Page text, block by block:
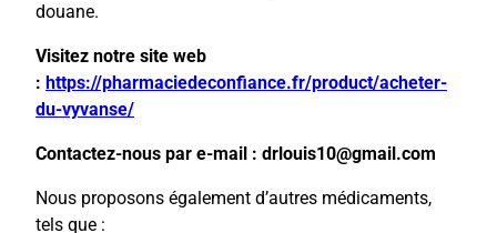
douane.
Visitez notre site web
: https://pharmaciedeconfiance.fr/product/acheter-
du-vyvanse/
Contactez-nous par e-mail : drlouis10@gmail.com
Nous proposons également d’autres médicaments,
tels que :